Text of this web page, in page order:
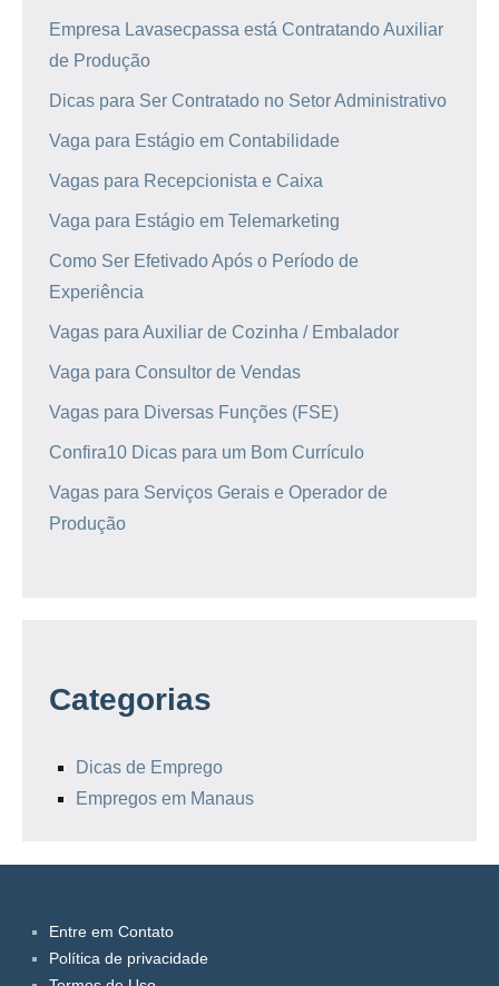
Empresa Lavasecpassa está Contratando Auxiliar
de Produção
Dicas para Ser Contratado no Setor Administrativo
Vaga para Estágio em Contabilidade
Vagas para Recepcionista e Caixa
Vaga para Estágio em Telemarketing
Como Ser Efetivado Após o Período de
Experiência
Vagas para Auxiliar de Cozinha / Embalador
Vaga para Consultor de Vendas
Vagas para Diversas Funções (FSE)
Confira10 Dicas para um Bom Currículo
Vagas para Serviços Gerais e Operador de
Produção
Categorias
Dicas de Emprego
Empregos em Manaus
Entre em Contato
Política de privacidade